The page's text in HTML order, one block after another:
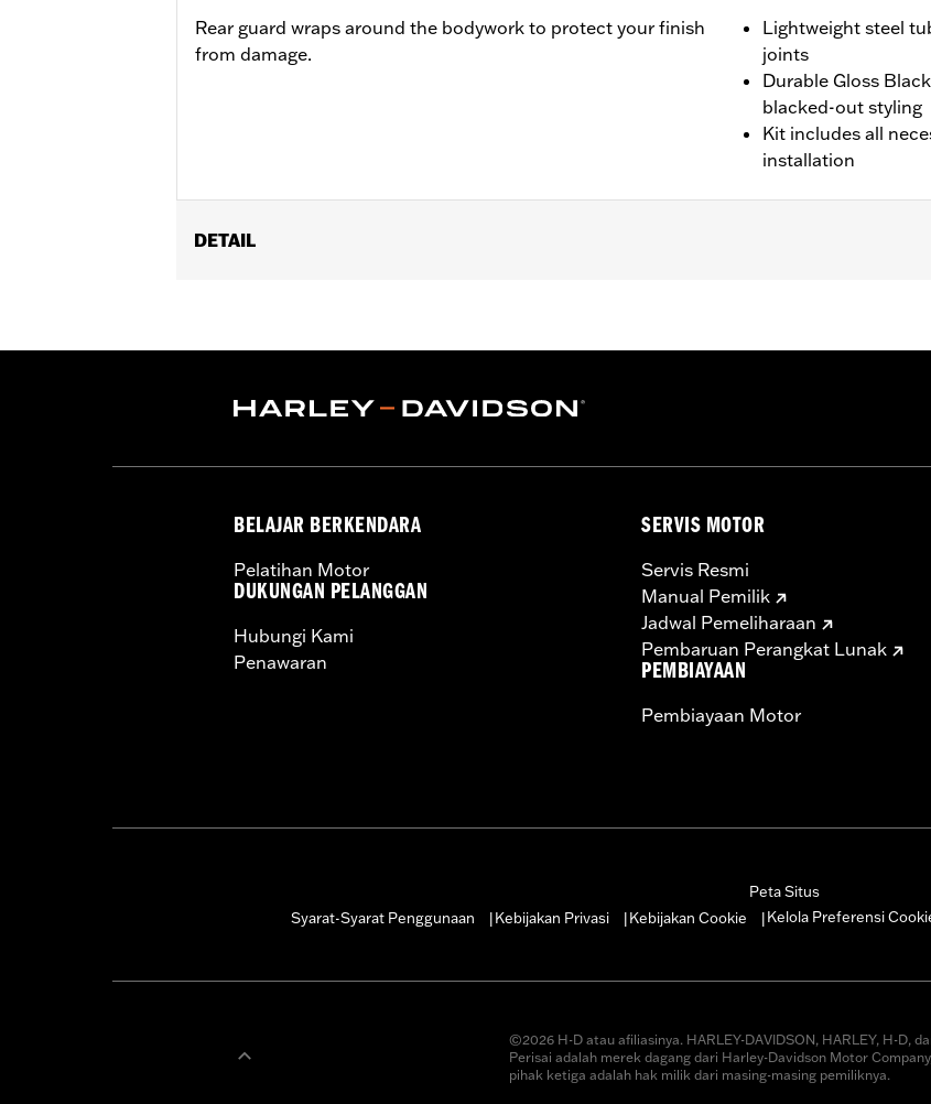
Rear guard wraps around the bodywork to protect your finish
from damage.
Lightweight steel
joints
Durable Gloss
blacked-out styling
Kit includes all
installation
DETAIL
Sold In Units:Each
WARRANTY:1 year limited warranty – Go towww.h-d.com/warranty
BELAJAR BERKENDARA
Pelatihan Motor
DUKUNGAN PELANGGAN
Hubungi Kami
Penawaran
SERVIS MOTOR
Servis Resmi
Manual Pemilik
Jadwal Pemeliharaan
Pembaruan Perangkat Lunak
PEMBIAYAAN
Pembiayaan Motor
Peta Situs
Syarat-Syarat Penggunaan
Kebijakan Privasi Kebijakan Cookie Kelola Preferensi
©2026 H-D atau afiliasinya. HARLEY-DAVIDSON, HARLEY, H-D,
Perisai adalah merek dagang dari Harley-Davidson Motor
pihak ketiga adalah hak milik dari masing-masing pemiliknya.